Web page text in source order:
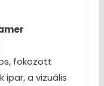
fokozott
ipar, a vizuális